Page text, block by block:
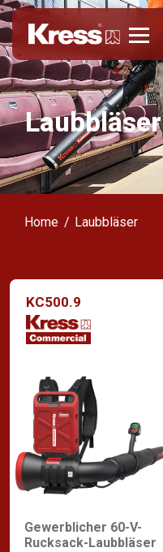
Laubbläser
Home
Laubbläser
KC500.9
Gewerblicher 60-V-
Rucksack-Laubbläser